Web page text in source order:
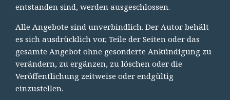
entstanden sind, werden ausgeschlossen.
Alle Angebote sind unverbindlich. Der Autor behält
es sich ausdrücklich vor, Teile der Seiten oder das
gesamte Angebot ohne gesonderte Ankündigung zu
verändern, zu ergänzen, zu löschen oder die
Veröffentlichung zeitweise oder endgültig
einzustellen.